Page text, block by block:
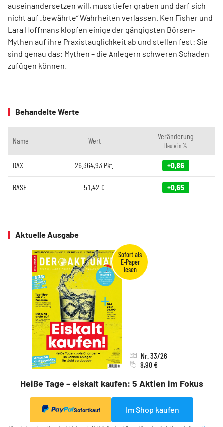
auseinandersetzen will, muss tiefer graben und darf sich
nicht auf „bewährte“ Wahrheiten verlassen. Ken Fisher und
Lara Hoffmans klopfen einige der gängigsten Börsen-
Mythen auf ihre Praxistauglichkeit ab und stellen fest: Sie
sind genau das: Mythen – die Anlegern schweren Schaden
zufügen können.
Behandelte Werte
Name Wert Veränderung
Heute in %
DAX 26.364,93 Pkt. +0,86
BASF 51,42 € +0,65
Aktuelle Ausgabe
Heiße Tage – eiskalt kaufen: 5 Aktien im Fokus
Nr. 33/26
8,90 €
Sofortkauf Im Shop kaufen